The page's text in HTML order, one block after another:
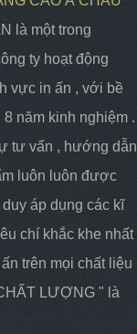
là một trong
ty hoạt động
vực in ấn , với bề
năm kinh nghiệm .
tư vấn , hướng dẫn
luôn luôn được
áp dụng các kĩ
chí khắc khe nhất
trên mọi chất liệu
LƯỢNG " là